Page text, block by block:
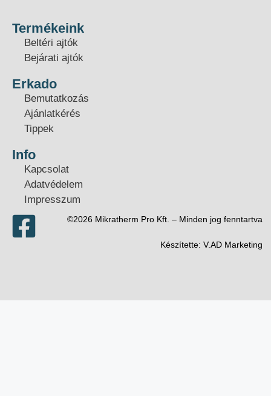
Termékeink
Beltéri ajtók
Bejárati ajtók
Erkado
Bemutatkozás
Ajánlatkérés
Tippek
Info
Kapcsolat
Adatvédelem
Impresszum
©2026 Mikratherm Pro Kft. – Minden jog fenntartva​
Készítette: V.AD Marketing